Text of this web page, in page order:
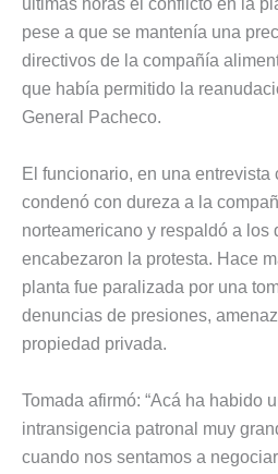
últimas horas el conflicto en la
pese a que se mantenía una
directivos de la compañía
que había permitido la
General Pacheco.
El funcionario, en una entrevista
condenó con dureza a la
norteamericano y respaldó a los
encabezaron la protesta. Hace
planta fue paralizada por una
denuncias de presiones,
propiedad privada.
Tomada afirmó: “Acá ha habido
intransigencia patronal muy
cuando nos sentamos a